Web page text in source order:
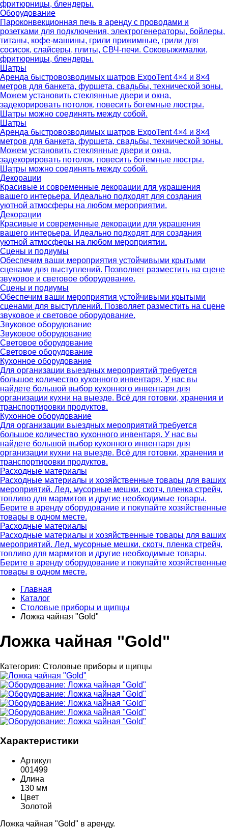
фритюрницы, блендеры.
Оборудование
Пароконвекционная печь в аренду с проводами и
розетками для подключения, электрогенераторы, бойлеры,
титаны, кофе-машины, грили прижимные, грили для
сосисок, слайсеры, плиты, СВЧ-печи. Соковыжималки,
фритюрницы, блендеры.
Шатры
Аренда быстровозводимых шатров ExpoTent 4×4 и 8×4
метров для банкета, фуршета, свадьбы, технической зоны.
Можем установить стеклянные двери и окна,
задекорировать потолок, повесить богемные люстры.
Шатры можно соединять между собой.
Шатры
Аренда быстровозводимых шатров ExpoTent 4×4 и 8×4
метров для банкета, фуршета, свадьбы, технической зоны.
Можем установить стеклянные двери и окна,
задекорировать потолок, повесить богемные люстры.
Шатры можно соединять между собой.
Декорации
Красивые и современные декорации для украшения
вашего интерьера. Идеально подходят для создания
уютной атмосферы на любом мероприятии.
Декорации
Красивые и современные декорации для украшения
вашего интерьера. Идеально подходят для создания
уютной атмосферы на любом мероприятии.
Сцены и подиумы
Обеспечим ваши мероприятия устойчивыми крытыми
сценами для выступлений. Позволяет разместить на сцене
звуковое и световое оборудование.
Сцены и подиумы
Обеспечим ваши мероприятия устойчивыми крытыми
сценами для выступлений. Позволяет разместить на сцене
звуковое и световое оборудование.
Звуковое оборудование
Звуковое оборудование
Световое оборудование
Световое оборудование
Кухонное оборудование
Для организации выездных мероприятий требуется
большое количество кухонного инвентаря. У нас вы
найдете большой выбор кухонного инвентаря для
организации кухни на выезде. Всё для готовки, хранения и
транспортировки продуктов.
Кухонное оборудование
Для организации выездных мероприятий требуется
большое количество кухонного инвентаря. У нас вы
найдете большой выбор кухонного инвентаря для
организации кухни на выезде. Всё для готовки, хранения и
транспортировки продуктов.
Расходные материалы
Расходные материалы и хозяйственные товары для ваших
мероприятий. Лед, мусорные мешки, скотч, пленка стрейч,
топливо для мармитов и другие необходимые товары.
Берите в аренду оборудование и покупайте хозяйственные
товары в одном месте.
Расходные материалы
Расходные материалы и хозяйственные товары для ваших
мероприятий. Лед, мусорные мешки, скотч, пленка стрейч,
топливо для мармитов и другие необходимые товары.
Берите в аренду оборудование и покупайте хозяйственные
товары в одном месте.
Главная
Каталог
Столовые приборы и щипцы
Ложка чайная "Gold"
Ложка чайная "Gold"
Категория: Столовые приборы и щипцы
Характеристики
Артикул
001499
Длина
130 мм
Цвет
Золотой
Ложка чайная "Gold" в аренду.